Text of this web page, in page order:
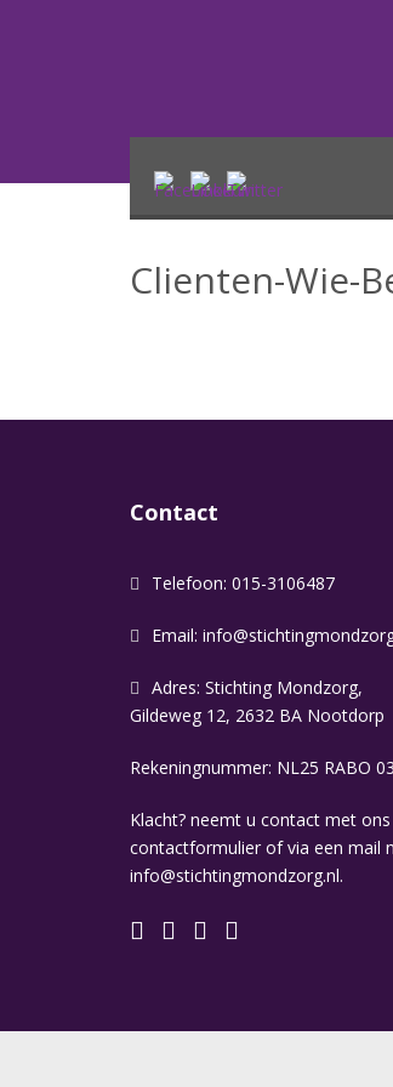
Clienten-Wie-
Contact
Telefoon: 015-3106487
Email:
Adres: Stichting Mondzorg,
Gildeweg 12, 2632 BA Nootdorp
Rekeningnummer: NL25 RABO
Klacht? neemt u contact met
contactformulier of via een mail
info@stichtingmondzorg.nl.